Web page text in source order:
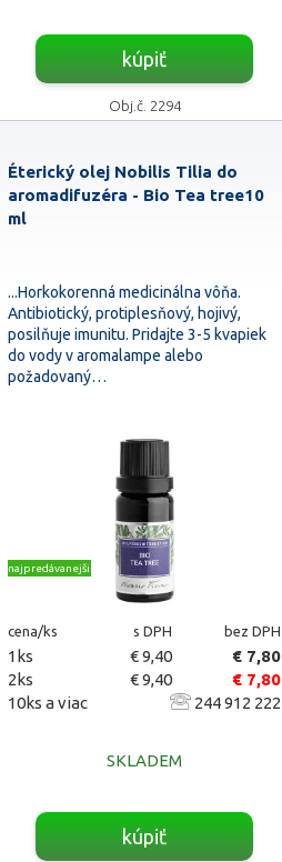
kúpiť
Obj.č. 2294
Éterický olej Nobilis Tilia do
aromadifuzéra - Bio Tea tree10
ml
...Horkokorenná medicinálna vôňa.
Antibiotický, protiplesňový, hojivý,
posilňuje imunitu. Pridajte 3-5 kvapiek
do vody v aromalampe alebo
požadovaný…
najpredávanejšie
cena/ks s DPH bez DPH
1ks € 9,40
€ 7,80
2ks
€ 9,40
€ 7,80
10ks a viac
244 912 222
SKLADEM
kúpiť